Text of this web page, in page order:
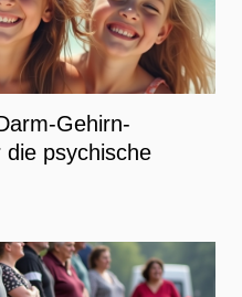
Gehirn-
psychische